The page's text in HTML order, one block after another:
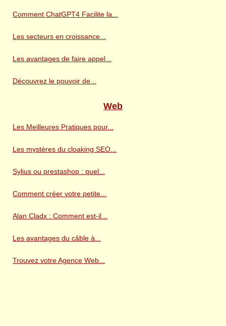
Comment ChatGPT4 Facilite la...
Les secteurs en croissance...
Les avantages de faire appel...
Découvrez le pouvoir de...
Web
Les Meilleures Pratiques pour...
Les mystères du cloaking SEO...
Sylius ou prestashop : quel...
Comment créer votre petite...
Alan Cladx : Comment est-il...
Les avantages du câble à...
Trouvez votre Agence Web...